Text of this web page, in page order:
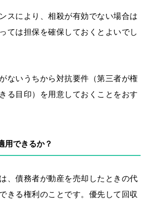
スにより、相殺が有効でない場合は
ては担保を確保しておくとよいでし
ないうちから対抗要件（第三者が権
る目印）を用意しておくことをおす
用できるか？
、債務者が動産を売却したときの代
きる権利のことです。優先して回収